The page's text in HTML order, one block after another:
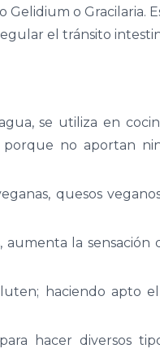
o Gracilaria.
el tránsito
se utiliza en
porque no aportan
quesos
la sensación
haciendo apto
hacer diversos